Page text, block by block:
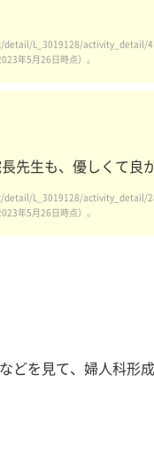
detail/L_3019128/activity_detail/
年5月26日時点）。
先生も、優しくて良
detail/L_3019128/activity_detail/
年5月26日時点）。
どを見て、婦人科形